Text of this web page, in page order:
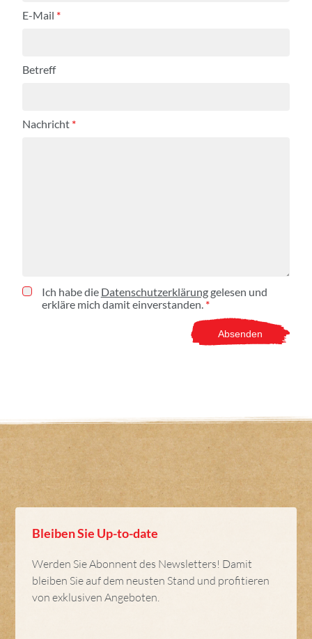
E-Mail *
Betreff
Nachricht *
Ich habe die Datenschutzerklärunggelesen und
erkläre mich damit einverstanden. *
Bleiben Sie Up-to-date
Werden Sie Abonnent des Newsletters! Damit
bleiben Sie auf dem neusten Stand und profitieren
von exklusiven Angeboten.